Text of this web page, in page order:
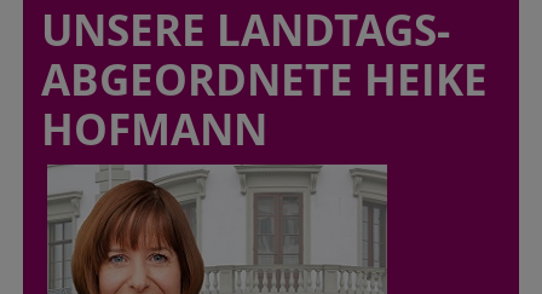
UNSERE LANDTAGS-
ABGEORDNETE HEIKE
HOFMANN